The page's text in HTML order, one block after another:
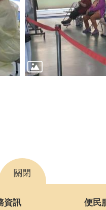
關閉
資訊 便民